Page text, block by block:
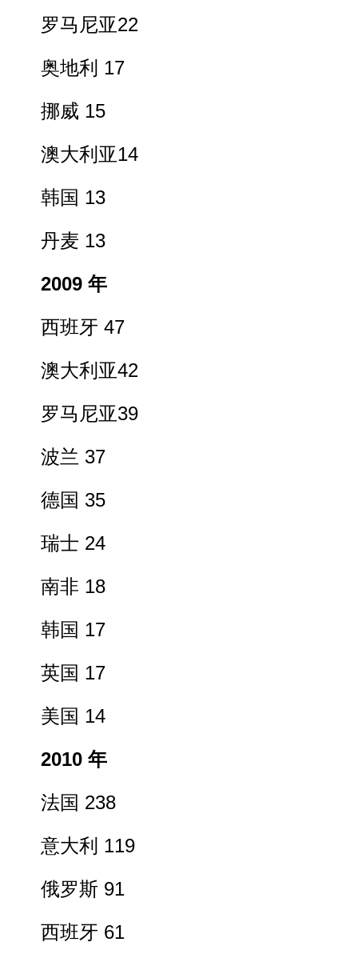
罗马尼亚22
奥地利 17
挪威 15
澳大利亚14
韩国 13
丹麦 13
2009 年
西班牙 47
澳大利亚42
罗马尼亚39
波兰 37
德国 35
瑞士 24
南非 18
韩国 17
英国 17
美国 14
2010 年
法国 238
意大利 119
俄罗斯 91
西班牙 61